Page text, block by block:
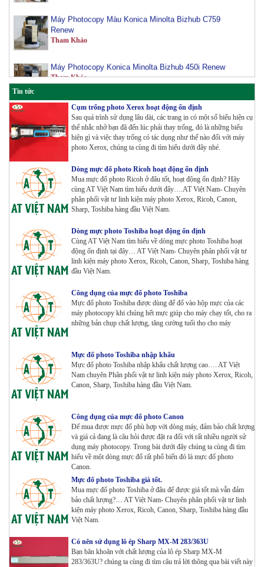
Renew
Tham Khảo
Tham Khảo
Máy Photocopy màu Toshiba E-Studio 3515AC Renew
Tham Khảo
Máy Photocopy Konica Minolta Bizhub 360i Renew
Tham Khảo
Máy Photocopy màu Toshiba E-Studio 4515AC Renew
Tham Khảo
Máy Photocopy màu Toshiba E-Studio 5015AC Renew
Tham Khảo
Máy Photocopy KONICA MINOLTA Bizhub 367 Renew
Tham Khảo
Bộ Mực 4 màu Konica Minolta Bizhub C1085 | 6085 |
6110 | C1100 _Bộ 4 màu _ Trọng lượng 1645g ZIN
HÃNG_ USA
Tham Khảo
Máy Photocopy Ricoh MP 7503 Renew
Tham Khảo
Máy photocopy Ricoh IM 7000
Tham Khảo
Máy in Laser Đơn năng G&G P2022W_in Wifi
Tham Khảo
Tin tức
Cụm trống photo Xerox hoạt động ổn định
Sau quá trình sử dụng lâu dài, các trang in có một số biểu hiện cụ
thể nhắc nhở bạn đã đến lúc phải thay trống, đó là những biểu
hiện gì và việc thay trống có tác dụng như thế nào đối với máy
photo Xerox, chúng ta cùng đi tìm hiểu dưới đây nhé.
Dòng mực đổ photo Ricoh hoạt động ổn định
Mua mực đổ photo Ricoh ở đâu tốt, hoạt động ổn định? Hãy
cùng AT Việt Nam tìm hiểu dưới đây….AT Việt Nam- Chuyên
phân phối vật tư linh kiện máy photo Xerox, Ricoh, Canon,
Sharp, Toshiba hàng đầu Việt Nam.
Dòng mực photo Toshiba hoạt động ổn định
Cùng AT Việt Nam tìm hiểu về dòng mực photo Toshiba hoạt
động ổn định tại đây… AT Việt Nam- Chuyên phân phối vật tư
linh kiện máy photo Xerox, Ricoh, Canon, Sharp, Toshiba hàng
đầu Việt Nam.
Công dụng của mực đổ photo Toshiba
Mực đổ photo Toshiba được dùng để đổ vào hộp mực của các
máy photocopy khi chúng hết mực giúp cho máy chạy tốt, cho ra
những bản chụp chất lượng, tăng cường tuổi thọ cho máy
Mực đổ photo Toshiba nhập khẩu
Mực đổ photo Toshiba nhập khẩu chất lượng cao…. AT Việt
Nam chuyên Phân phối vật tư linh kiện máy photo Xerox, Ricoh,
Canon, Sharp, Toshiba hàng đầu Việt Nam.
Công dụng của mực đổ photo Canon
Để mua được mực đổ phù hợp với dòng máy, đảm bảo chất lượng
và giá cả đang là câu hỏi được đặt ra đối với rất nhiều người sử
dụng máy photocopy. Trong bài dưới đây chúng ta cùng đi tìm
hiểu về một dòng mực đổ rất phổ biến đó là mực đổ photo
Canon.
Mực đổ photo Toshiba giá tốt.
Mua mực đổ photo Toshiba ở đâu để được giá tốt mà vẫn đảm
bảo chất lượng?.... AT Việt Nam- Chuyên phân phối vật tư linh
kiện máy photo Xerox, Ricoh, Canon, Sharp, Toshiba hàng đầu
Việt Nam.
Có nên sử dụng lô ép Sharp MX-M 283/363U
Bạn băn khoăn với chất lượng của lô ép Sharp MX-M
283/363U? chúng ta cùng đi tìm câu trả lời thông qua bài viết này